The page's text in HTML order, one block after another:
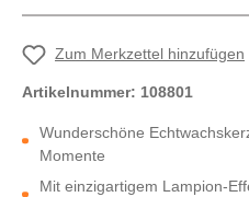
Zum Merkzettel hinzufügen
Artikelnummer: 108801
Wunderschöne
Momente
Mit einzigartigem Lampion-